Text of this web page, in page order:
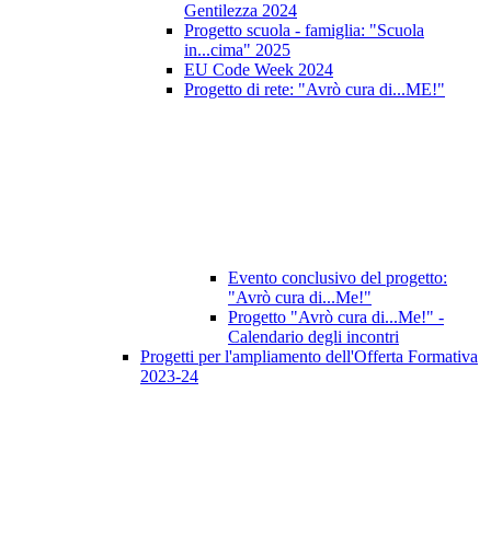
Gentilezza 2024
Progetto scuola - famiglia: "Scuola
in...cima" 2025
EU Code Week 2024
Progetto di rete: "Avrò cura di...ME!"
Evento conclusivo del progetto:
"Avrò cura di...Me!"
Progetto "Avrò cura di...Me!" -
Calendario degli incontri
Progetti per l'ampliamento dell'Offerta Formativa
2023-24